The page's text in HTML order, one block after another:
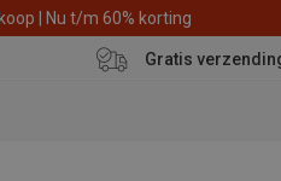
| Nu t/m 60% korting
Gratis